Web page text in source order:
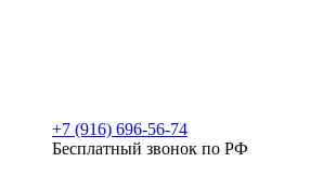
+7 (916) 696-56-74
Бесплатный звонок по РФ